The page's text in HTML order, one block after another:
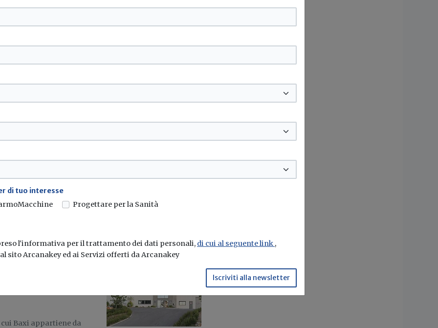
del Grappa...
informazione su
serie...
di
Baxi appartiene da
di tuo interesse
Progettare per la Sanità
l'informativa per il trattamento dei dati personali, di cui al seguente link ,
sito Arcanakey ed ai Servizi offerti da Arcanakey
Iscriviti alla newsletter